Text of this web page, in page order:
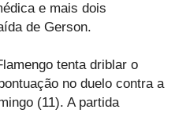
e mais dois
de Gerson.
tenta driblar o
no duelo contra a
(11). A partida